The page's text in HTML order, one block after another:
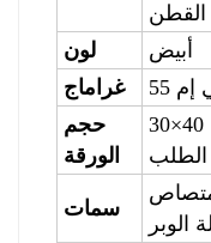
لون
أبيض
غراماج
حجم
الورقة
30×40 سم، 40×40 سم، 40×50 سم،
سمات
الوبر